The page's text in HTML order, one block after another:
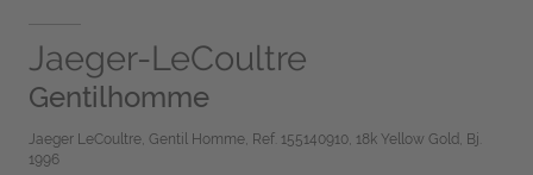
Jaeger-LeCoultre
Gentilhomme
Jaeger LeCoultre, Gentil Homme, Ref. 155140910, 18k Yellow Gold, Bj.
1996